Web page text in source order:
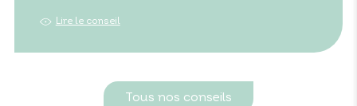
Lire le conseil
Tous nos conseils